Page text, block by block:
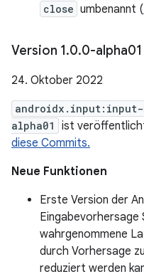
close umbenannt (
Version 1.0.0-alpha01
24. Oktober 2022
alpha01
ist
diese Commits.
Neue Funktionen
Erste Version der
Eingabevorhersage
wahrgenommene
durch Vorhersage
reduziert werden